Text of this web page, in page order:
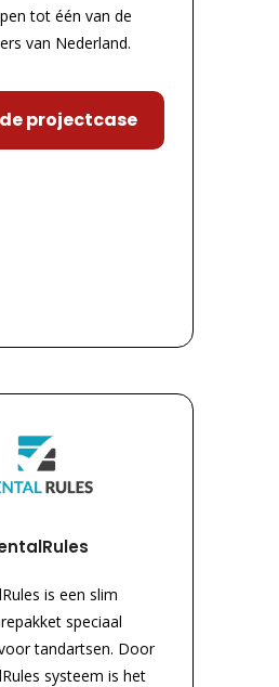
tot één van de
van Nederland.
projectcase
is een slim
speciaal
tandartsen. Door
systeem is het